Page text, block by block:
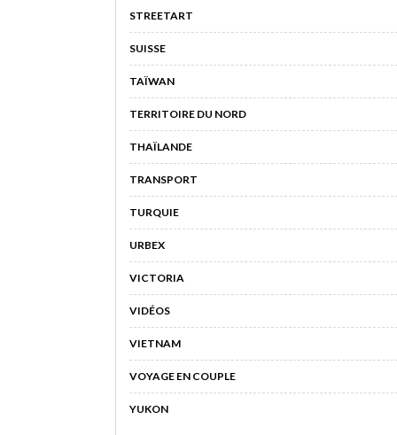
STREETART
SUISSE
TAÏWAN
TERRITOIRE DU NORD
THAÏLANDE
TRANSPORT
TURQUIE
URBEX
VICTORIA
VIDÉOS
VIETNAM
VOYAGE EN COUPLE
YUKON